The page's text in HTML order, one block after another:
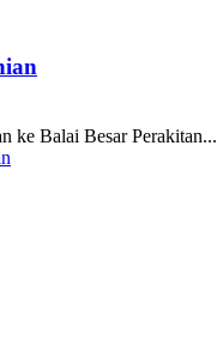
ke Balai Besar Perakitan...